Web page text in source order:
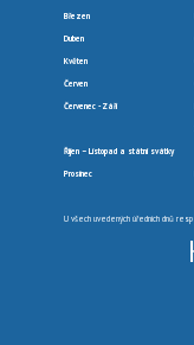
Březen
Duben
Květen
Červen
Červenec -Září
Říjen – Listopad a státní svátky
Prosinec
U všech uvedených úředních dnů